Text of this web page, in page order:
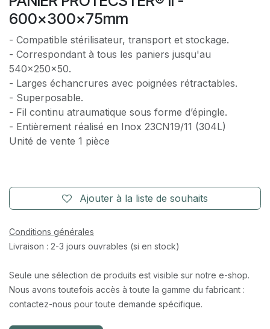
600x300x75mm
- Compatible stérilisateur, transport et stockage.
- Correspondant à tous les paniers jusqu'au
540x250x50.
- Larges échancrures avec poignées rétractables.
- Superposable.
- Fil continu atraumatique sous forme d’épingle.
- Entièrement réalisé en Inox 23CN19/11 (304L)
Unité de vente 1 pièce
Ajouter à la liste de souhaits
Conditions générales
Livraison : 2-3 jours ouvrables (si en stock)
Seule une sélection de produits est visible sur notre e-shop.
Nous avons toutefois accès à toute la gamme du fabricant :
contactez-nous pour toute demande spécifique.